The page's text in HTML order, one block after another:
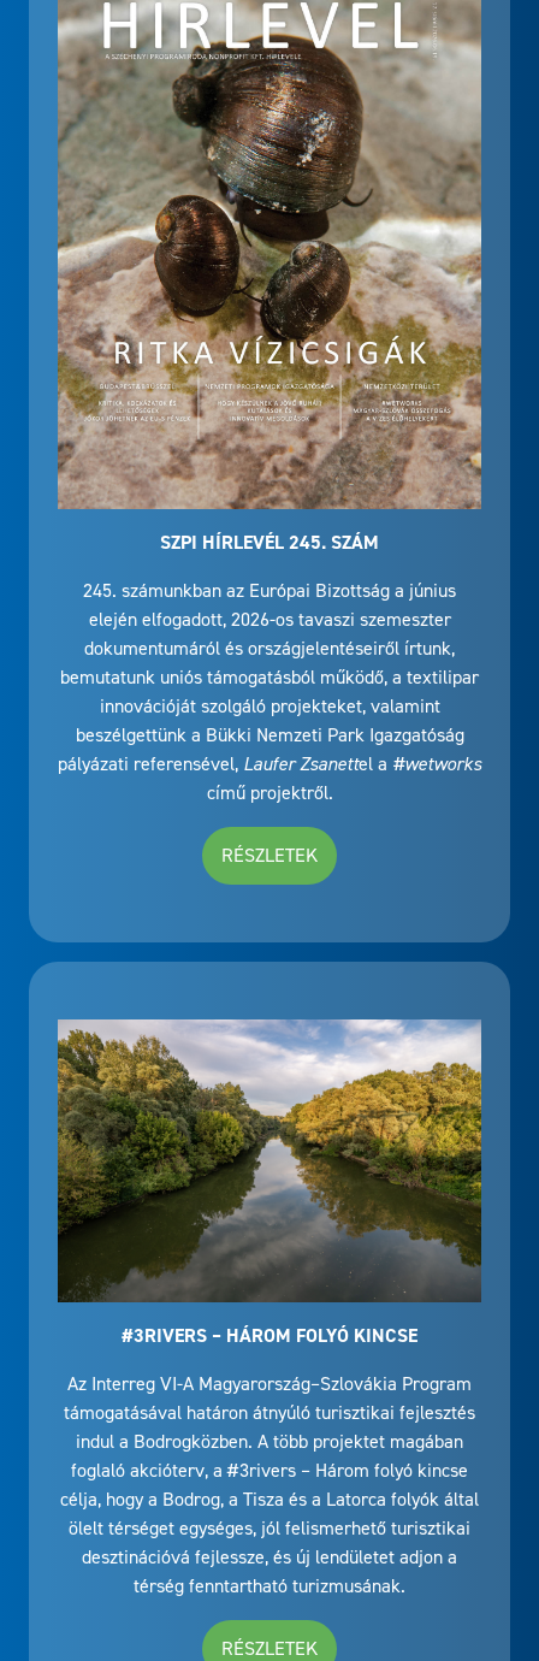
SZPI HÍRLEVÉL 245. SZÁM
245. számunkban az Európai Bizottság a június
elején elfogadott, 2026-os tavaszi szemeszter
dokumentumáról és országjelentéseiről írtunk,
bemutatunk uniós támogatásból működő, a textilipar
innovációját szolgáló projekteket, valamint
beszélgettünk a Bükki Nemzeti Park Igazgatóság
pályázati referensével, Laufer Zsanettel a #wetworks
című projektről.
RÉSZLETEK
#3RIVERS – HÁROM FOLYÓ KINCSE
Az Interreg VI-A Magyarország–Szlovákia Program
támogatásával határon átnyúló turisztikai fejlesztés
indul a Bodrogközben. A több projektet magában
foglaló akcióterv, a #3rivers – Három folyó kincse
célja, hogy a Bodrog, a Tisza és a Latorca folyók által
ölelt térséget egységes, jól felismerhető turisztikai
desztinációvá fejlessze, és új lendületet adjon a
térség fenntartható turizmusának.
RÉSZLETEK